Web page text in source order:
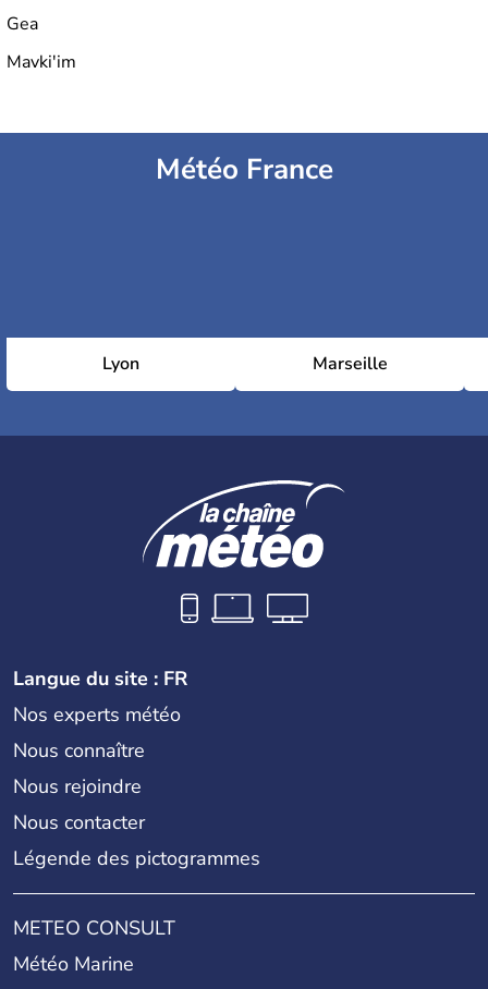
Gea
Mavki'im
Météo France
Lyon Marseille
Langue du site : FR
Nos experts météo
Nous connaître
Nous rejoindre
Nous contacter
Légende des pictogrammes
METEO CONSULT
Météo Marine